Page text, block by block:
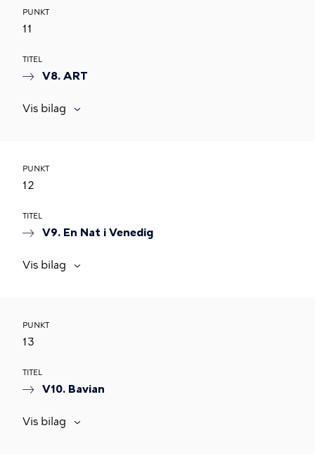
PUNKT
11
TITEL
V8. ART
Vis bilag
PUNKT
12
TITEL
V9. En Nat i Venedig
Vis bilag
PUNKT
13
TITEL
V10. Bavian
Vis bilag